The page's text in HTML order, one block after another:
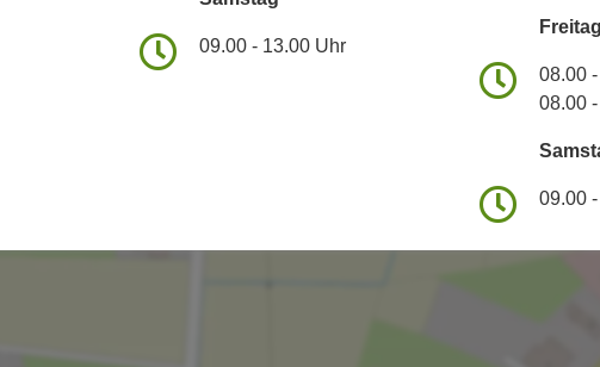
09.00 - 13.00 Uhr
Freitag
08.00
08.00
09.00